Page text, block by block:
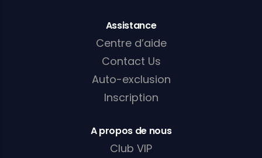
Assistance
Centre d’aide
Contact Us
Auto-exclusion
Inscription
A propos de nous
Club VIP